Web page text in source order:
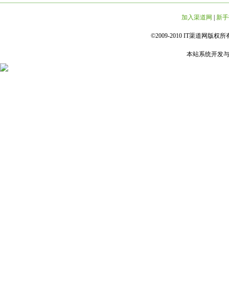
加入渠道网 新
©2009-2010 IT渠道网版权所
本站系统开发